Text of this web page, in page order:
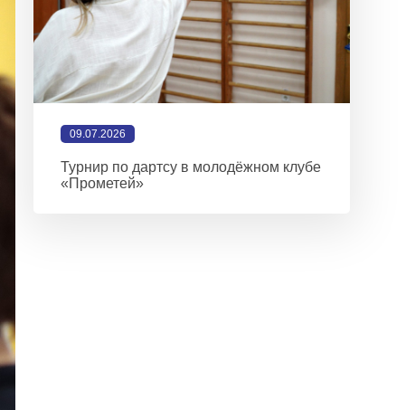
09.07.2026
Турнир по дартсу в молодёжном клубе
«Прометей»